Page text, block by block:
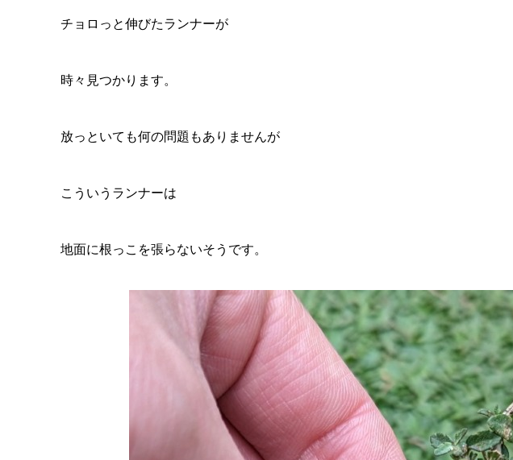
チョロっと伸びたランナーが
時々見つかります。
放っといても何の問題もありませんが
こういうランナーは
地面に根っこを張らないそうです。